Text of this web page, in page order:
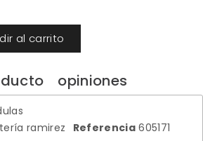
al carrito
opiniones
ramirez Referencia 605171